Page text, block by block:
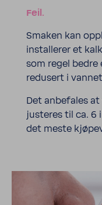
Feil.
Smaken kan
installerer et
som regel
redusert i
Det anbefales
justeres til ca. 6
det meste